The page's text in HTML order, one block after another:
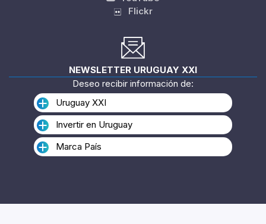
Flickr
NEWSLETTER URUGUAY XXI
Deseo recibir información de:
Uruguay XXI
Invertir en Uruguay
Marca País